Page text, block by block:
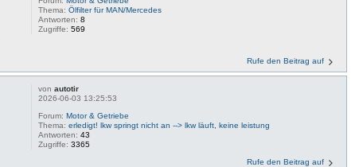
Thema:Ölfilter für MAN/Mercedes
Antworten:8
Zugriffe:569
Rufe den Beitrag auf
vonautotir
2026-06-03 13:25:53
Forum:Motor & Getriebe
Thema:erledigt! lkw springt nicht an --> lkw läuft, keine leistung
Antworten:43
Zugriffe:3365
Rufe den Beitrag auf